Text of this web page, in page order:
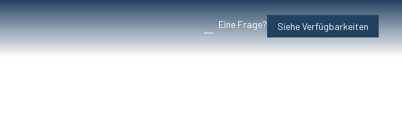
Eine Frage? Siehe Verfügbarkeiten